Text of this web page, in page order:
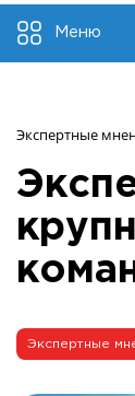
Меню
Экспертные
Экспертные